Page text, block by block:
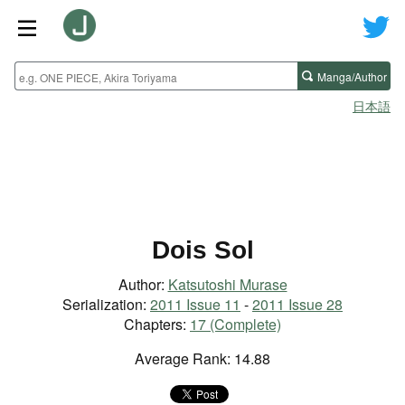
Manga/Author
日本語
Dois Sol
Author: Katsutoshi Murase
Serialization: 2011 Issue 11 -2011 Issue 28
Chapters: 17 (Complete)
Average Rank: 14.88